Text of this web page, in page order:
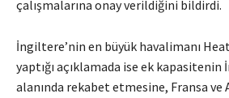
çalışmalarına onay verildiğini bildirdi.
İngiltere’nin en büyük havalimanı
yaptığı açıklamada ise ek
alanında rekabet etmesine, Fransa ve